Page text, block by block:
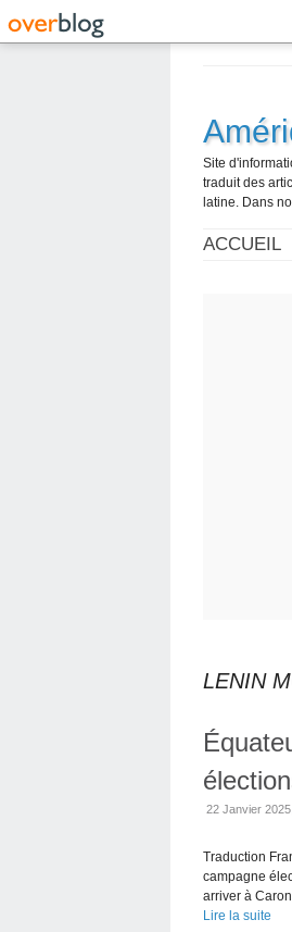
Site
traduit des
latine. Dans
ACCUEIL
LENIN
22 Janvier
Traduction
campagne
arriver à
Lire la suite